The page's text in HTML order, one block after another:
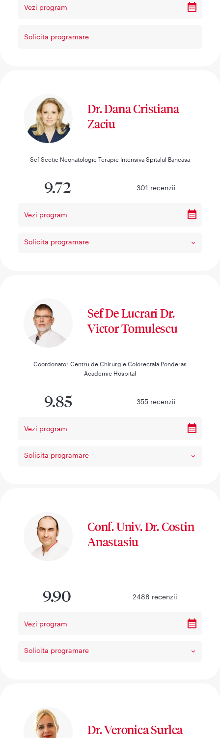
Vezi program
Solicita programare
Dr. Dana Cristiana
Zaciu
Sef Sectie Neonatologie Terapie Intensiva Spitalul Baneasa
9.72 301 recenzii
Vezi program
Solicita programare
Sef De Lucrari Dr.
Victor Tomulescu
Coordonator Centru de Chirurgie Colorectala Ponderas
Academic Hospital
9.85 355 recenzii
Vezi program
Solicita programare
Conf. Univ. Dr. Costin
Anastasiu
9.90 2488 recenzii
Vezi program
Solicita programare
Dr. Veronica Surlea